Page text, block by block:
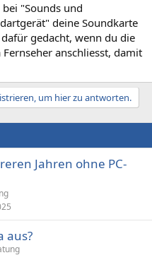
"Sounds und
deine Soundkarte
gedacht, wenn du die
anschliesst, damit
um hier zu antworten.
Jahren ohne PC-
aus?